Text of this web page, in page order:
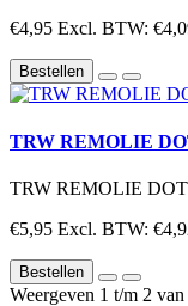
€4,95 Excl. BTW:
Bestellen
TRW REMOLIE
TRW REMOLIE DOT
€5,95 Excl. BTW:
Bestellen
Weergeven 1 t/m 2